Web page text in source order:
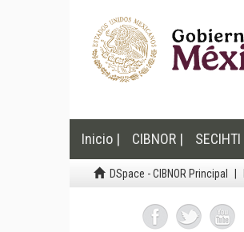
Inicio | CIBNOR | SECIHTI
DSpace - CIBNOR Principal